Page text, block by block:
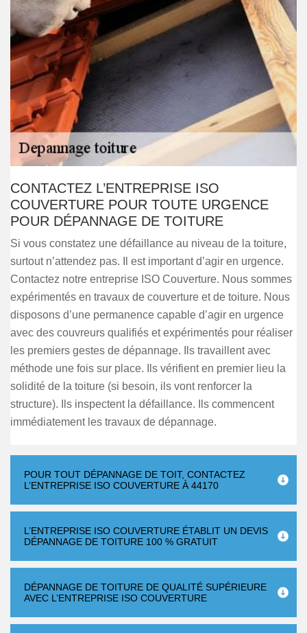
CONTACTEZ L’ENTREPRISE ISO
COUVERTURE POUR TOUTE URGENCE
POUR DÉPANNAGE DE TOITURE
Si vous constatez une défaillance au niveau de la toiture,
surtout n’attendez pas. Il est important d’agir en urgence.
Contactez notre entreprise ISO Couverture. Nous sommes
expérimentés en travaux de couverture et de toiture. Nous
disposons d’une permanence capable d’agir en urgence
avec des couvreurs qualifiés et expérimentés pour réaliser
les premiers gestes de dépannage. Ils travaillent avec
méthode une fois sur place. Ils vérifient en premier lieu la
solidité de la toiture (si besoin, ils vont renforcer la
structure). Ils inspectent la défaillance. Ils commencent
immédiatement les travaux de dépannage.
POUR TOUT DÉPANNAGE DE TOIT, CONTACTEZ
L’ENTREPRISE ISO COUVERTURE À 44170
L’ENTREPRISE ISO COUVERTURE ÉTABLIT UN DEVIS
DÉPANNAGE DE TOITURE 100 % GRATUIT
DÉPANNAGE DE TOITURE DE QUALITÉ SUPÉRIEURE
AVEC L’ENTREPRISE ISO COUVERTURE